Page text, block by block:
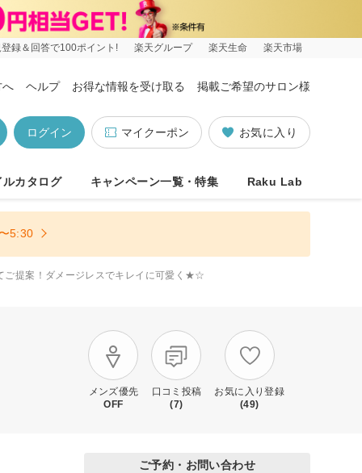
登録＆回答で100ポイント! 楽天グループ 楽天生命 楽天市場
へ ヘルプ お得な情報を受け取る 掲載ご希望のサロン様
お気に入り
マイクーポン
ログイン
ルカタログ キャンペーン一覧・特集 Raku Lab
5:30
ご提案！ダメージレスでキレイに可愛く★☆
メンズ優先
OFF
口コミ投稿
(7)
お気に入り登録
(49)
ご予約・お問い合わせ